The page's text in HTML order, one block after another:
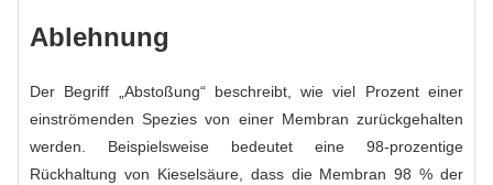
Ablehnung
Der Begriff „Abstoßung“ beschreibt, wie viel Prozent einer
einströmenden Spezies von einer Membran zurückgehalten
werden. Beispielsweise bedeutet eine 98-prozentige
Rückhaltung von Kieselsäure, dass die Membran 98 % der